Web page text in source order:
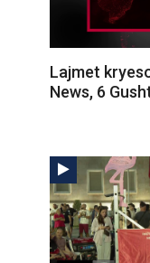
Lajmet
News, 6